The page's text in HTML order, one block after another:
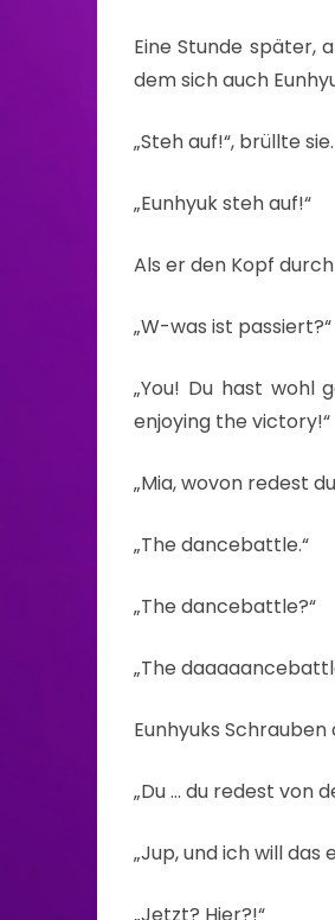
Eine Stunde später,
dem sich auch
„Steh auf!“, brüllte sie.
„Eunhyuk steh auf!“
Als er den Kopf
„W-was ist passiert?“
„You! Du hast wohl
enjoying the victory!“
„Mia, wovon redest
„The dancebattle.“
„The dancebattle?“
„The
Eunhyuks
„Du … du redest von
„Jup, und ich will das
„Jetzt? Hier?!“